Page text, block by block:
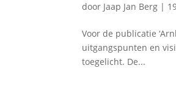
door Jaap Jan Berg |
Voor de publicatie
uitgangspunten en
toegelicht. De...